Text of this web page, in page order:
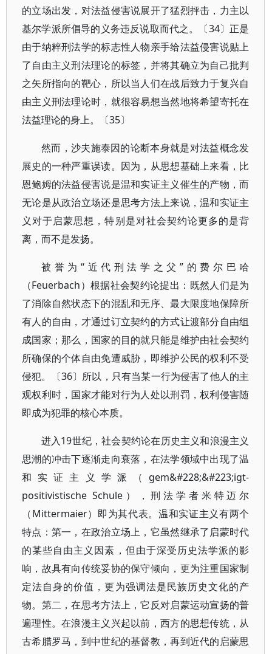
的立场出发，对法益侵害说展开了猛烈抨击，力主以
基尔学派所倡导的义务违反说取而代之。〔34〕正是
由于纳粹刑法学的标志性人物亲手给法益侵害说贴上
了自由主义刑法理论的标签，并将其确立为自己批判
之矢所指向的靶心，所以当人们在战后致力于复兴自
由主义刑法理论时，就很容易想当然地将希望寄托在
法益理论的身上。〔35〕
然而，沙夫施泰因的论断本身就是对法益概念发
展史的一种严重误读。因为，从思想基础上来看，比
恩鲍姆的法益侵害说是温和实证主义催生的产物，而
无论是从政治立场还是思考方法上来说，温和实证主
义对于启蒙思想，特别是对社会契约论更多的是背
离，而不是发扬。
被誉为“近代刑法学之父”的费尔巴哈
（Feuerbach）根据社会契约论提出：既然人们是为
了消除自然状态下的混乱和无序、最大限度地保障所
有人的自由，才通过订立契约的方式让渡部分自由组
成国家；那么，国家的目的就只能是维护由社会契约
所确保的个体自由免遭威胁，即维护公民的权利不受
侵犯。〔36〕所以，只有当某一行为侵害了他人的主
观权利时，国家才能对行为人处以刑罚，权利侵害随
即成为犯罪的核心本质。
进入19世纪，社会契约论在历史主义和浪漫主义
思潮的冲击下逐渐走向衰落，在法学领域中出现了温
和实证主义学派（gem&#228;&#223;igt-
positivistische Schule），刑法学者米特迈尔
（Mittermaier）即为其代表。温和实证主义有两个
特点：第一，在政治立场上，它虽然继承了启蒙时代
的某些自由主义因素，但由于深受历史法学派的影
响，故具有向传统妥协的保守倾向，更为注重国家制
定法自身的价值，更为强调法是民族历史文化的产
物。第二，在思考方法上，它反对启蒙运动宣扬的普
遍理性。在浪漫主义兴起以前，西方的思想传统，从
古希腊罗马，到中世纪的基督教，再到近代的启蒙思